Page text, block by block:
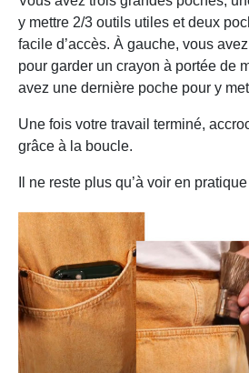
y mettre 2/3 outils utiles et deux
facile d’accès. À gauche, vous
pour garder un crayon à portée de
avez une dernière poche pour y
Une fois votre travail terminé,
grâce à la boucle.
Il ne reste plus qu’à voir en pratique